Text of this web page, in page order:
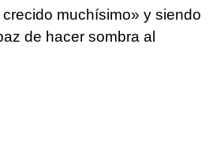
muchísimo» y siendo
de hacer sombra al